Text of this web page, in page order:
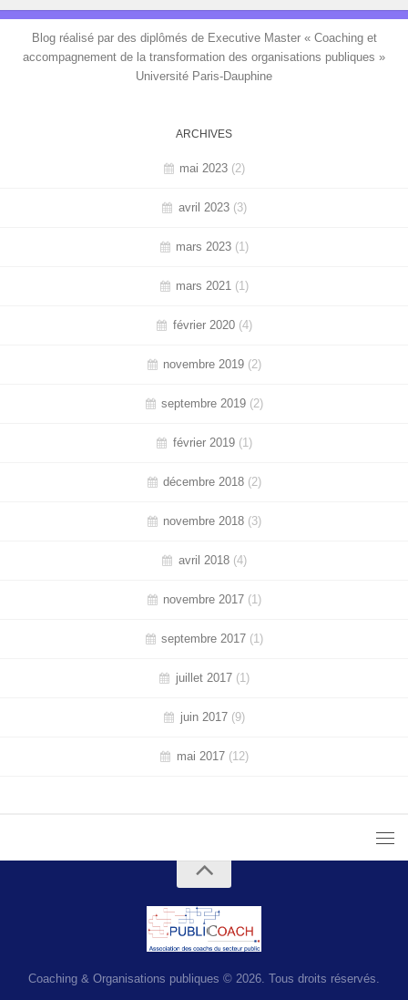
Blog réalisé par des diplômés de Executive Master « Coaching et
accompagnement de la transformation des organisations publiques »
Université Paris-Dauphine
ARCHIVES
mai 2023 (2)
avril 2023(3)
mars 2023 (1)
mars 2021 (1)
février 2020(4)
novembre 2019 (2)
septembre 2019 (2)
février 2019(1)
décembre 2018 (2)
novembre 2018 (3)
avril 2018(4)
novembre 2017 (1)
septembre 2017 (1)
juillet 2017(1)
juin 2017(9)
mai 2017(12)
Coaching & Organisations publiques © 2026. Tous droits réservés.